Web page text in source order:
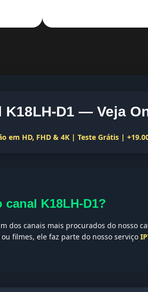
K18LH-D1 — Veja
em HD, FHD & 4K | Teste Grátis |
canal K18LH-D1?
dos canais mais procurados do nosso
filmes, ele faz parte do nosso serviço